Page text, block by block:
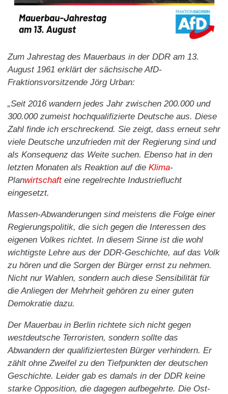
Zum Jahrestag des Mauerbaus in der DDR am 13.
August 1961 erklärt der sächsische AfD-
Fraktionsvorsitzende Jörg Urban:
„Seit 2016 wandern jedes Jahr zwischen 200.000 und
300.000 zumeist hochqualifizierte Deutsche aus. Diese
Zahl finde ich erschreckend. Sie zeigt, dass erneut sehr
viele Deutsche unzufrieden mit der Regierung sind und
als Konsequenz das Weite suchen. Ebenso hat in den
letzten Monaten als Reaktion auf die Klima-
Planwirtschafteine regelrechte Industrieflucht
eingesetzt.
Massen-Abwanderungen sind meistens die Folge einer
Regierungspolitik, die sich gegen die Interessen des
eigenen Volkes richtet. In diesem Sinne ist die wohl
wichtigste Lehre aus der DDR-Geschichte, auf das Volk
zu hören und die Sorgen der Bürger ernst zu nehmen.
Nicht nur Wahlen, sondern auch diese Sensibilität für
die Anliegen der Mehrheit gehören zu einer guten
Demokratie dazu.
Der Mauerbau in Berlin richtete sich nicht gegen
westdeutsche Terroristen, sondern sollte das
Abwandern der qualifiziertesten Bürger verhindern. Er
zählt ohne Zweifel zu den Tiefpunkten der deutschen
Geschichte. Leider gab es damals in der DDR keine
starke Opposition, die dagegen aufbegehrte. Die Ost-